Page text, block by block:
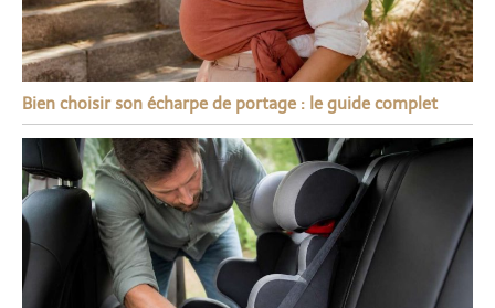
Bien choisir son écharpe de portage : le guide complet